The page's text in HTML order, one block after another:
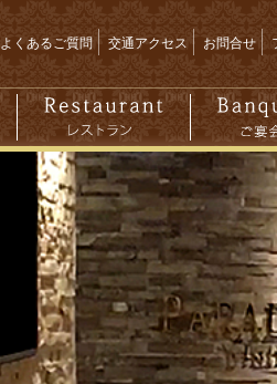
よくあるご質問 交通アクセス お問合せ